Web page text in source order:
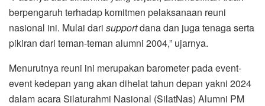
berpengaruh terhadap komitmen pelaksanaan reuni
nasional ini. Mulai dari supportdana dan juga tenaga serta
pikiran dari teman-teman alumni 2004,” ujarnya.
Menurutnya reuni ini merupakan barometer pada event-
event kedepan yang akan dihelat tahun depan yakni 2024
dalam acara Silaturahmi Nasional (SilatNas) Alumni PM